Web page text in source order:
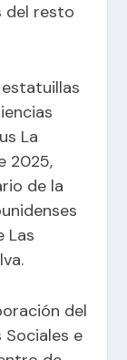
del resto
La
2025,
de la
Las
del
e